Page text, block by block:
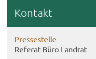
Kon­takt
Pres­se­stel­le
Re­fe­rat Büro Land­rat